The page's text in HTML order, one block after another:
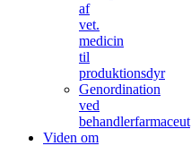
af
vet.
medicin
til
produktionsdyr
Genordination
ved
behandlerfarmaceut
Viden om